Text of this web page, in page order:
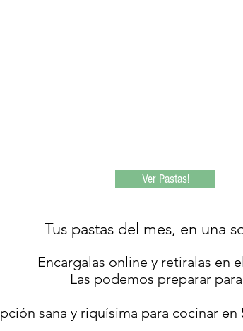
Ver Pastas!
Tus pastas del mes, en una
Encargalas online y retiralas en
Las podemos preparar
sana y riquísima para cocinar